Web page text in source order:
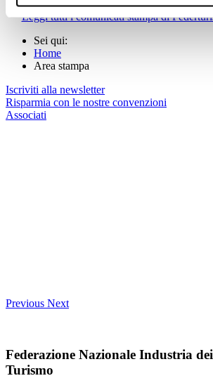
Leggi tutti i comunicati stampa di
Sei qui:
Home
Area stampa
Iscriviti alla newsletter
Risparmia con le nostre convenzioni
Associati
Previous Next
Federazione Nazionale Industria
Turismo